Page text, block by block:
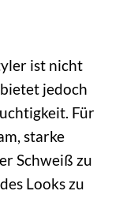
ist nicht
jedoch
Für
starke
Schweiß zu
Looks zu